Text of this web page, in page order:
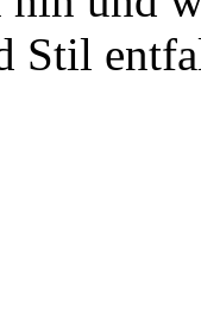
Stil